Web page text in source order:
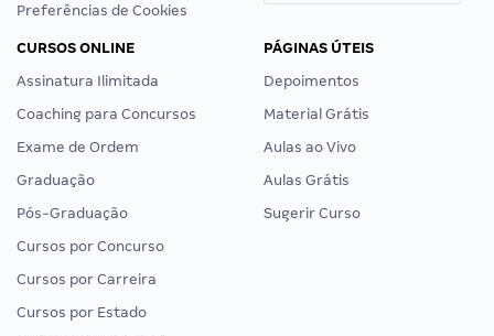
Preferências de Cookies
CURSOS ONLINE
Assinatura Ilimitada
Coaching para Concursos
Exame de Ordem
Graduação
Pós-Graduação
Cursos por Concurso
Cursos por Carreira
Cursos por Estado
PÁGINAS ÚTEIS
Depoimentos
Material Grátis
Aulas ao Vivo
Aulas Grátis
Sugerir Curso